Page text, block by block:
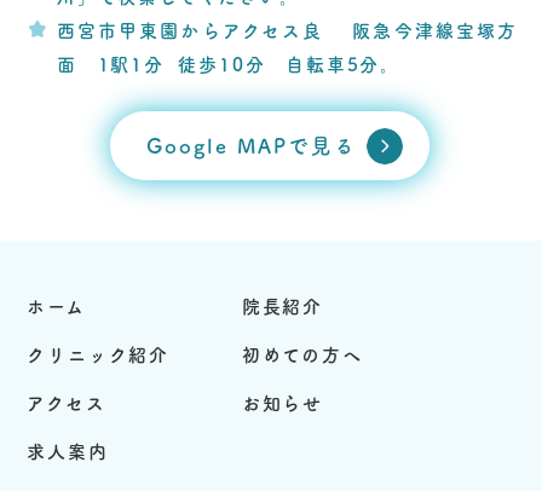
西宮市甲東園からアクセス良 阪急今津線宝塚方
面 1駅1分 徒歩10分 自転車5分。
Google MAPで見る
ホーム 院長紹介
クリニック紹介 初めての方へ
アクセス お知らせ
求人案内